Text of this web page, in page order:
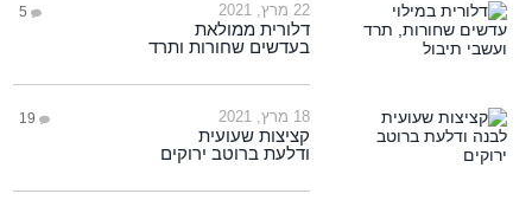
22 מרץ, 2021 5
דלורית ממולאת
בעדשים שחורות ותרד
18 מרץ, 2021 19
קציצות שעועית
ודלעת ברוטב ירוקים